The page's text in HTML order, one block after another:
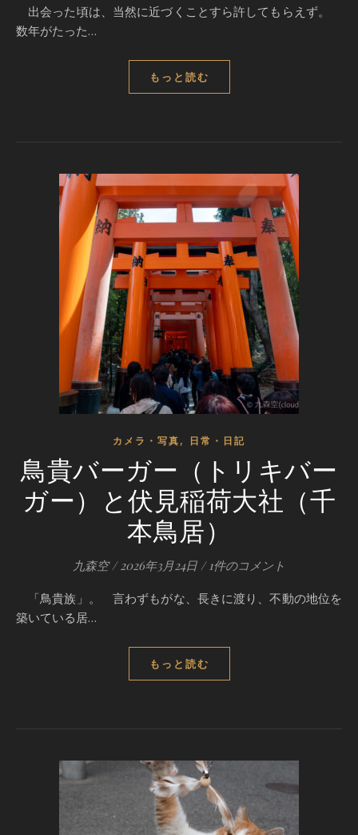
出会った頃は、当然に近づくことすら許してもらえず。
数年がたった…
もっと読む
カメラ・写真, 日常・日記
鳥貴バーガー（トリキバー
ガー）と伏見稲荷大社（千
本鳥居）
九森空 / 2026年3月24日 / 1件のコメント
「鳥貴族」。 言わずもがな、長きに渡り、不動の地位を
築いている居…
もっと読む